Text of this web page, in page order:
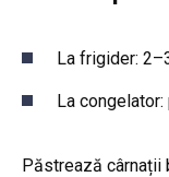
La frigider:
La
Păstrează cârnații